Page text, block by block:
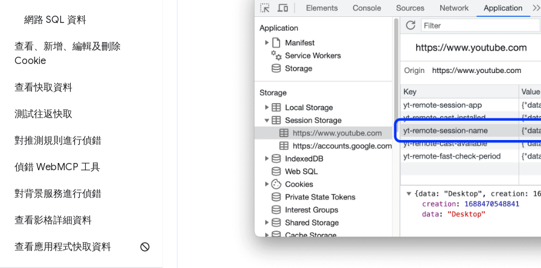
網路 SQL 資料
查看、新增、編輯及刪除
Cookie
查看快取資料
測試往返快取
對推測規則進行偵錯
偵錯 WebMCP 工具
對背景服務進行偵錯
查看影格詳細資料
查看應用程式快取資料